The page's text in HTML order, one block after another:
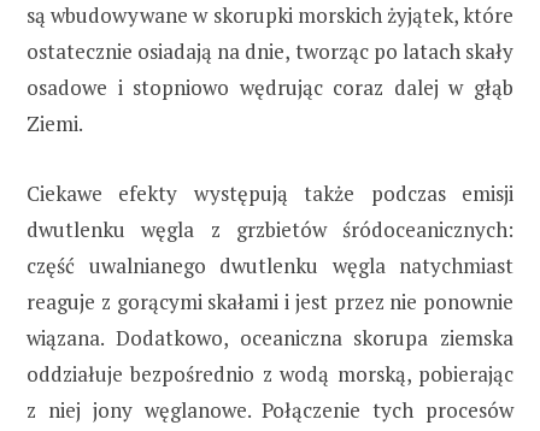
są wbudowywane w skorupki morskich żyjątek, które
ostatecznie osiadają na dnie, tworząc po latach skały
osadowe i stopniowo wędrując coraz dalej w głąb
Ziemi.
Ciekawe efekty występują także podczas emisji
dwutlenku węgla z grzbietów śródoceanicznych:
część uwalnianego dwutlenku węgla natychmiast
reaguje z gorącymi skałami i jest przez nie ponownie
wiązana. Dodatkowo, oceaniczna skorupa ziemska
oddziałuje bezpośrednio z wodą morską, pobierając
z niej jony węglanowe. Połączenie tych procesów